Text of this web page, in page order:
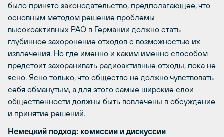
было принято законодательство, предполагающее, что
основным методом решение проблемы
высокоактивных РАО в Германии должно стать
глубинное захоронение отходов с возможностью их
извлечения. Но где именно и каким именно способом
предстоит захоранивать радиоактивные отходы, пока не
ясно. Ясно только, что общество не должно чувствовать
себя обманутым, а для этого самые широкие слои
общественности должны быть вовлечены в обсуждение
и принятие решений.
Немецкий подход: комиссии и дискуссии